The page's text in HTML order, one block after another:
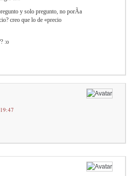
y solo pregunto, no porÃ­a
creo que lo de «precio
:o